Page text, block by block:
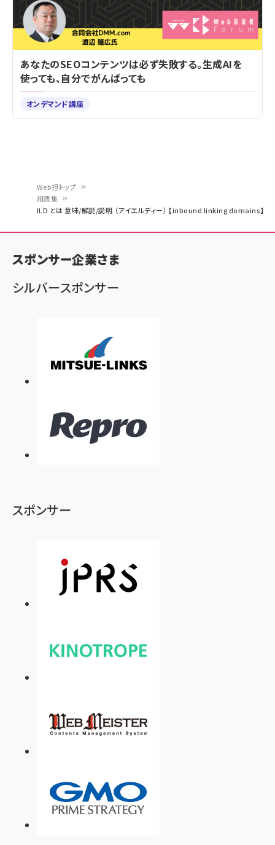
ン
く
ず
Web担トップ
用語集
ILD とは 意味/解説/説明 （アイエルディー） 【inbound linking domains】
あなたのSEOコンテンツは必ず失敗する。生成AIを
使っても、自分でがんばっても
オンデマンド講座
スポンサー企業さま
シルバースポンサー
スポンサー